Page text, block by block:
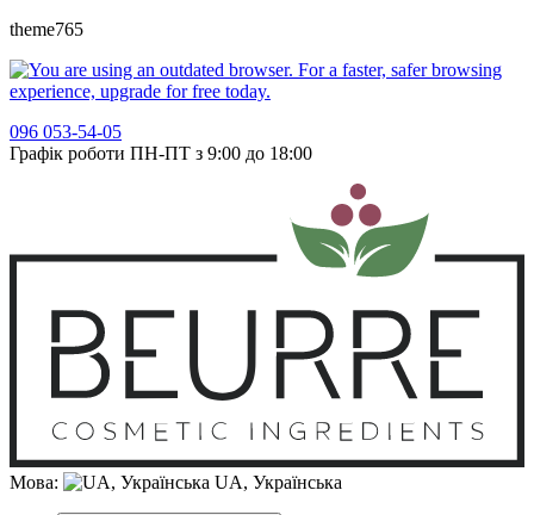
theme765
096 053-54-05
Графік роботи ПН-ПТ з 9:00 до 18:00
Мова: UA, Українська